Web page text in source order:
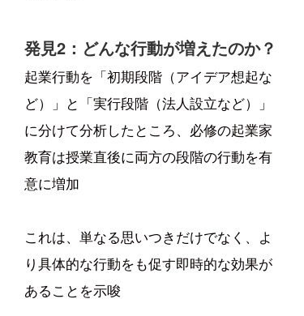
発見2：どんな行動が増えたのか？
起業行動を「初期段階（アイデア想起な
ど）」と「実行段階（法人設立など）」
に分けて分析したところ、必修の起業家
教育は授業直後に両方の段階の行動を有
意に増加
これは、単なる思いつきだけでなく、よ
り具体的な行動をも促す即時的な効果が
あることを示唆